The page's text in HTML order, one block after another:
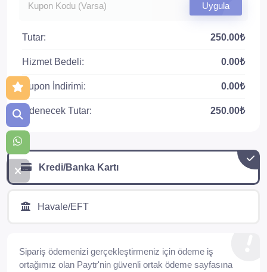
Uygula
Tutar: 250.00₺
Hizmet Bedeli: 0.00₺
Kupon İndirimi: 0.00₺
Ödenecek Tutar: 250.00₺
Kredi/Banka Kartı
Havale/EFT
Sipariş ödemenizi gerçekleştirmeniz için ödeme iş
ortağımız olan Paytr'nin güvenli ortak ödeme sayfasına